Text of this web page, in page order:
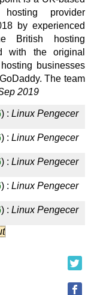
provider
by experienced
British hosting
with the original
businesses
The team
2019
) : Linux Pengecer
) : Linux Pengecer
) : Linux Pengecer
) : Linux Pengecer
) : Linux Pengecer
) :
Pengecer
Pengecer